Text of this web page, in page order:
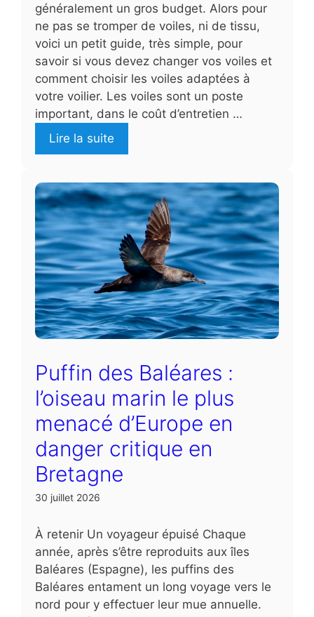
généralement un gros budget. Alors pour
ne pas se tromper de voiles, ni de tissu,
voici un petit guide, très simple, pour
savoir si vous devez changer vos voiles et
comment choisir les voiles adaptées à
votre voilier. Les voiles sont un poste
important, dans le coût d’entretien …
Lire la suite
Puffin des Baléares :
l’oiseau marin le plus
menacé d’Europe en
danger critique en
Bretagne
30 juillet 2026
À retenir Un voyageur épuisé Chaque
année, après s’être reproduits aux îles
Baléares (Espagne), les puffins des
Baléares entament un long voyage vers le
nord pour y effectuer leur mue annuelle.